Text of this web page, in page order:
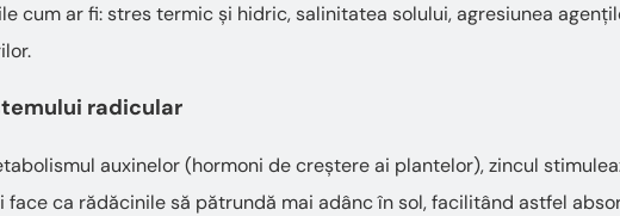
cum ar fi: stres termic și hidric, salinitatea solului, agresiunea
radicular
auxinelor (hormoni de creștere ai plantelor), zincul
face ca rădăcinile să pătrundă mai adânc în sol, facilitând astfel